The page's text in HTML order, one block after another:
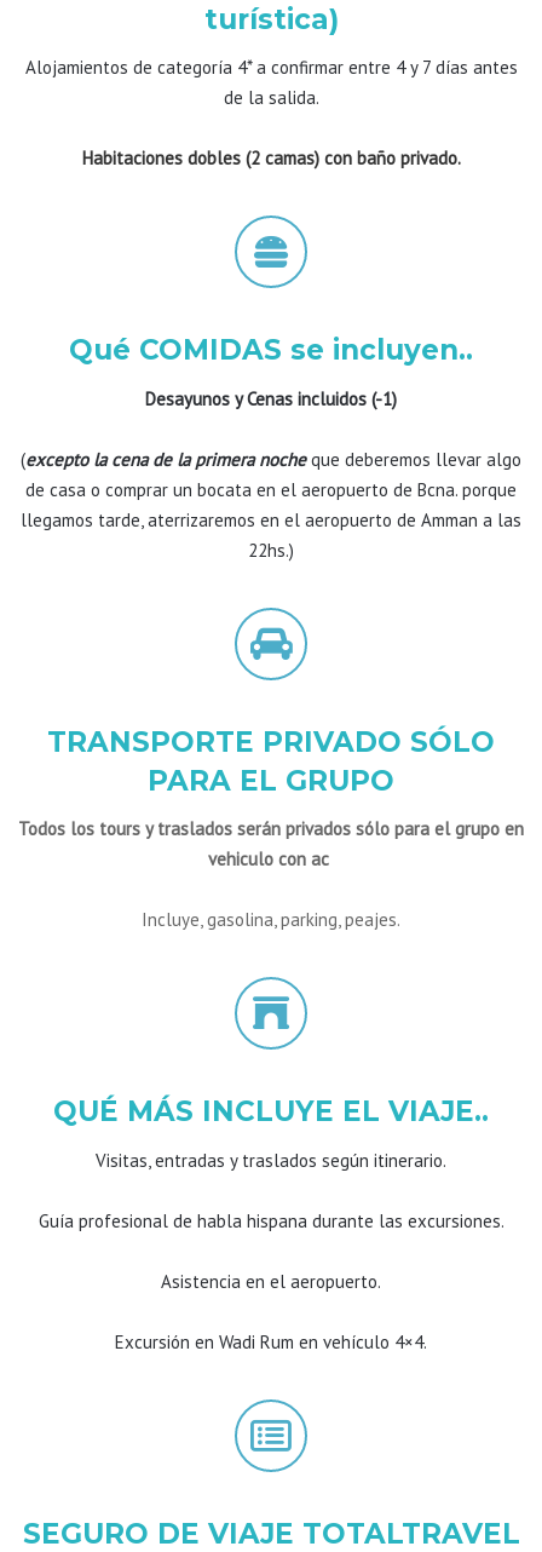
turística)
Alojamientos de categoría 4* a confirmar entre 4 y 7 días antes
de la salida.
Habitaciones dobles (2 camas) con baño privado.
Qué COMIDAS se incluyen..
Desayunos y Cenas incluidos (-1)
(excepto la cena de la primera nocheque deberemos llevar algo
de casa o comprar un bocata en el aeropuerto de Bcna. porque
llegamos tarde, aterrizaremos en el aeropuerto de Amman a las
22hs.)
TRANSPORTE PRIVADO SÓLO
PARA EL GRUPO
Todos los tours y traslados serán privados sólo para el grupo en
vehiculo con ac
Incluye, gasolina, parking, peajes.
QUÉ MÁS INCLUYE EL VIAJE..
Visitas, entradas y traslados según itinerario.
Guía profesional de habla hispana durante las excursiones.
Asistencia en el aeropuerto.
Excursión en Wadi Rum en vehículo 4×4.
SEGURO DE VIAJE TOTALTRAVEL